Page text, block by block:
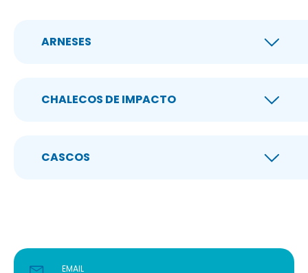
ARNESES
CHALECOS DE IMPACTO
CASCOS
EMAIL